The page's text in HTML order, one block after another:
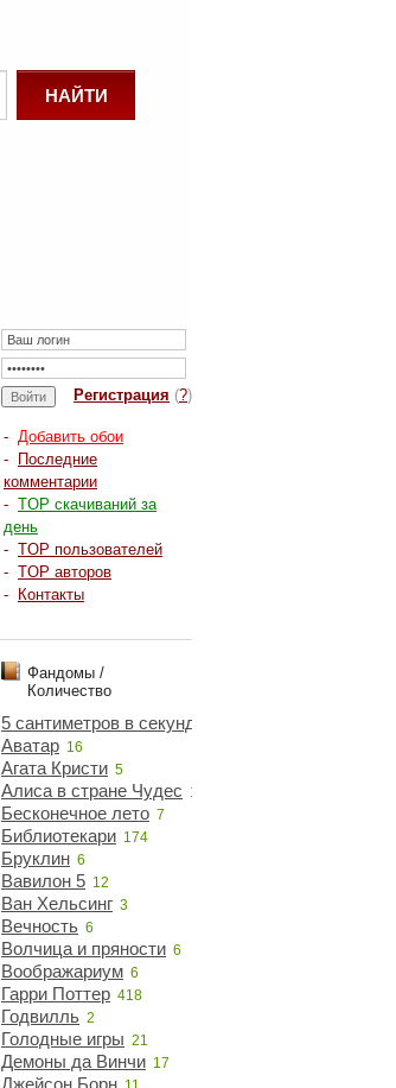
Регистрация (?)
- Добавить обои
-
Последние
комментарии
- TOP скачиваний за
день
- TOP пользователей
- TOP авторов
-
Контакты
Фандомы /
Количество
5 сантиметров в секунду
Аватар 16
Агата Кристи 5
Алиса в стране Чудес 18
Бесконечное лето 7
Библиотекари 174
Бруклин 6
Вавилон 5 12
Ван Хельсинг 3
Вечность 6
Волчица и пряности 6
Воображариум 6
Гарри Поттер 418
Годвилль 2
Голодные игры 21
Демоны да Винчи 17